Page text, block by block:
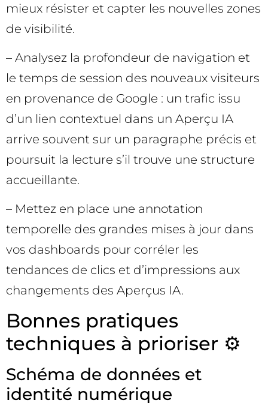
mieux résister et capter les nouvelles zones
de visibilité.
– Analysez la profondeur de navigation et
le temps de session des nouveaux visiteurs
en provenance de Google : un trafic issu
d’un lien contextuel dans un Aperçu IA
arrive souvent sur un paragraphe précis et
poursuit la lecture s’il trouve une structure
accueillante.
– Mettez en place une annotation
temporelle des grandes mises à jour dans
vos dashboards pour corréler les
tendances de clics et d’impressions aux
changements des Aperçus IA.
Bonnes pratiques
techniques à prioriser ⚙️
Schéma de données et
identité numérique